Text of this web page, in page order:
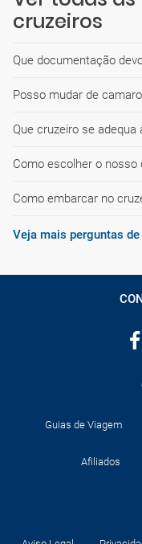
cruzeiros
Que documentação
Posso mudar de
Que cruzeiro se
Como escolher o nosso
Como embarcar no
Veja mais perguntas
Guias de Viagem
Afiliados